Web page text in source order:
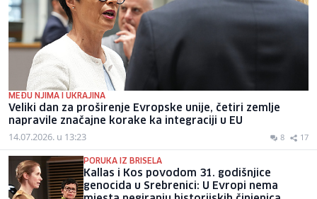
MEĐU NJIMA I UKRAJINA
Veliki dan za proširenje Evropske unije, četiri zemlje
napravile značajne korake ka integraciji u EU
14.07.2026. u 13:23 8 17
PORUKA IZ BRISELA
Kallas i Kos povodom 31. godišnjice
genocida u Srebrenici: U Evropi nema